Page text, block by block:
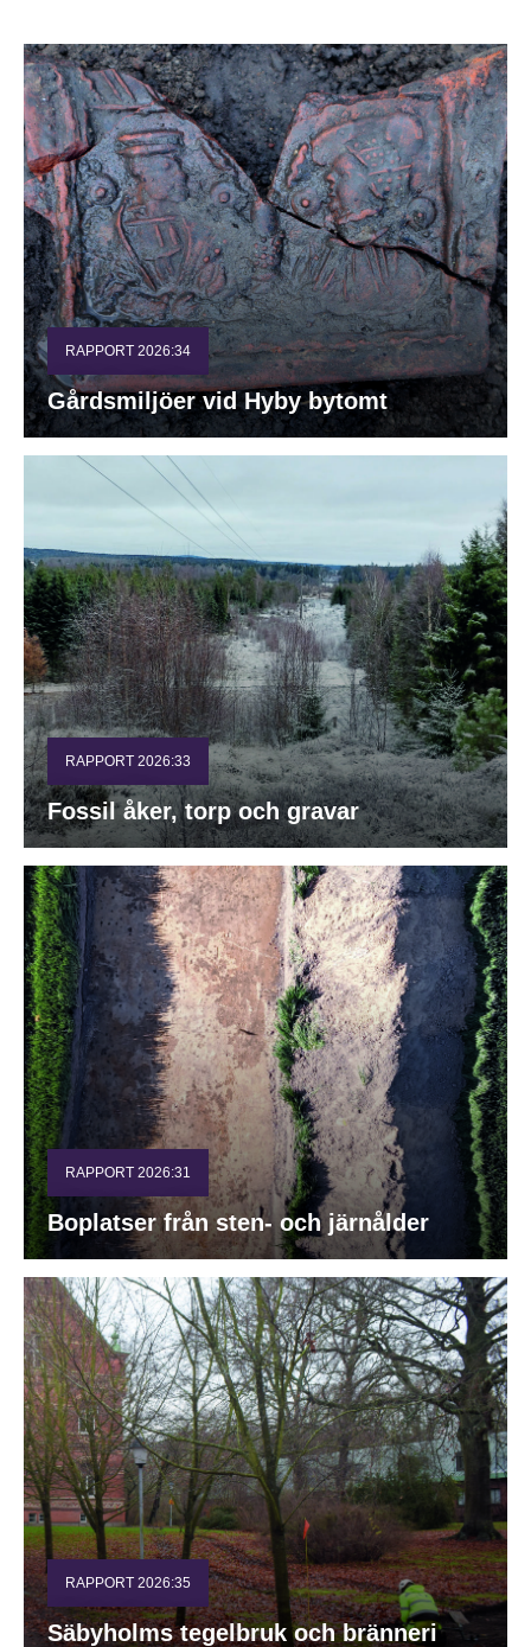
RAPPORT 2026:34
Gårdsmiljöer vid Hyby bytomt
RAPPORT 2026:33
Fossil åker, torp och gravar
RAPPORT 2026:31
Boplatser från sten- och järnålder
RAPPORT 2026:35
Säbyholms tegelbruk och bränneri